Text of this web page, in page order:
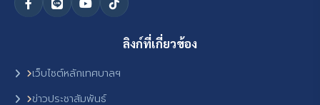
ลิงก์ที่เกี่ยวข้อง
เว็บไซต์หลักเทศบาลฯ
ข่าวประชาสัมพันธ์